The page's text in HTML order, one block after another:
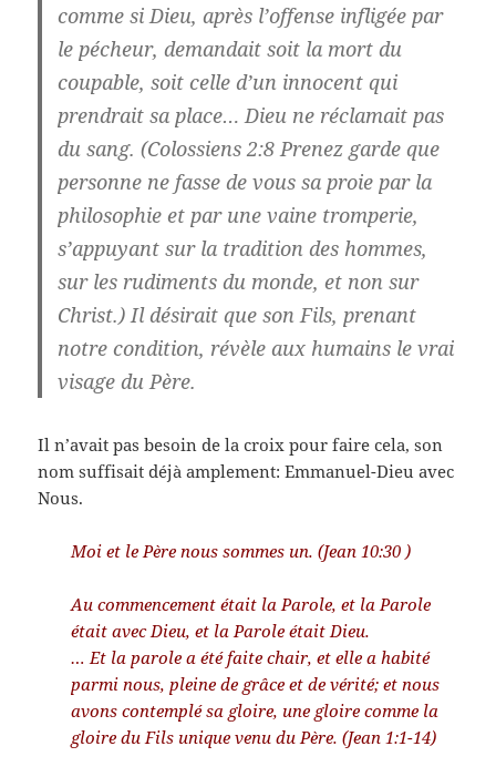
comme si Dieu, après l’offense infligée par
le pécheur, demandait soit la mort du
coupable, soit celle d’un innocent qui
prendrait sa place… Dieu ne réclamait pas
du sang. (Colossiens 2:8 Prenez garde que
personne ne fasse de vous sa proie par la
philosophie et par une vaine tromperie,
s’appuyant sur la tradition des hommes,
sur les rudiments du monde, et non sur
Christ.) Il désirait que son Fils, prenant
notre condition, révèle aux humains le vrai
visage du Père.
Il n’avait pas besoin de la croix pour faire cela, son
nom suffisait déjà amplement: Emmanuel-Dieu avec
Nous.
Moi et le Père nous sommes un. (Jean 10:30 )
Au commencement était la Parole, et la Parole
était avec Dieu, et la Parole était Dieu.
… Et la parole a été faite chair, et elle a habité
parmi nous, pleine de grâce et de vérité; et nous
avons contemplé sa gloire, une gloire comme la
gloire du Fils unique venu du Père. (Jean 1:1-14)